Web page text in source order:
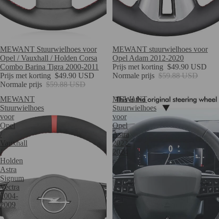
Verkoop
MEWANT Stuurwielhoes voor
Opel / Vauxhall / Holden Corsa
Combo Barina Tigra 2000-2011
Prijs met korting $49.90 USD
Normale prijs $59.88 USD
Verkoop
MEWANT stuurwielhoes voor
Opel Adam 2012-2020
Prijs met korting $49.90 USD
Normale prijs $59.88 USD
MEWANT
Stuurwielhoes
voor
Opel
/
Vauxhall
/
Holden
Astra
Signum
Vectra
2004-
2009
MEWANT
Stuurwielhoes
voor
Opel
Astra
2022-
2024